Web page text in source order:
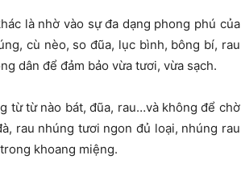
là nhờ vào sự đa dạng phong phú của
cù nèo, so đũa, lục bình, bông bí, rau
dân để đảm bảo vừa tươi, vừa sạch.
từ từ nào bát, đũa, rau…và không để chờ
rau nhúng tươi ngon đủ loại, nhúng rau
khoang miệng.